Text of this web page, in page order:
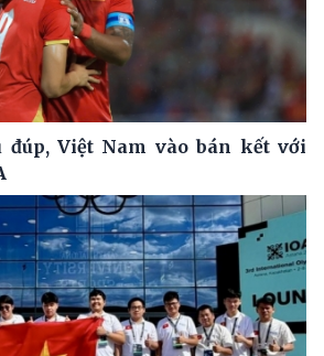
Việt Nam vào bán kết với